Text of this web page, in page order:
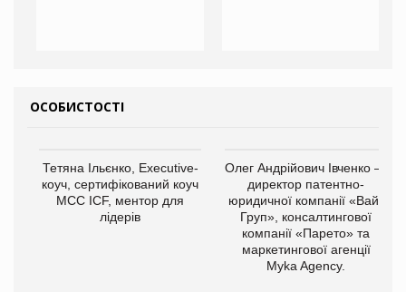
ОСОБИСТОСТІ
Тетяна Ільєнко, Executive-
коуч, сертифікований коуч
МСС ICF, ментор для
лідерів
Олег Андрійович Івченко —
директор патентно-
юридичної компанії «Вайз
Груп», консалтингової
компанії «Парето» та
маркетингової агенції
Myka Agency.